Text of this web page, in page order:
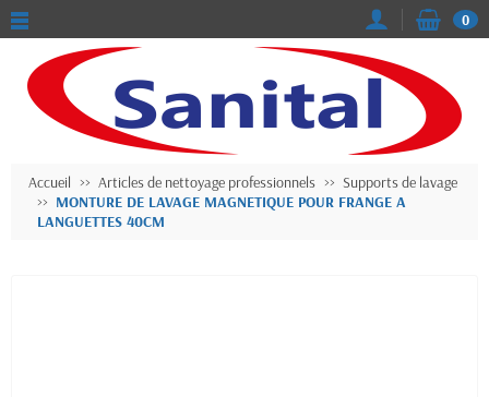
0
Accueil Articles de nettoyage professionnels
Supports de lavage
MONTURE DE LAVAGE MAGNETIQUE POUR FRANGE A
LANGUETTES 40CM